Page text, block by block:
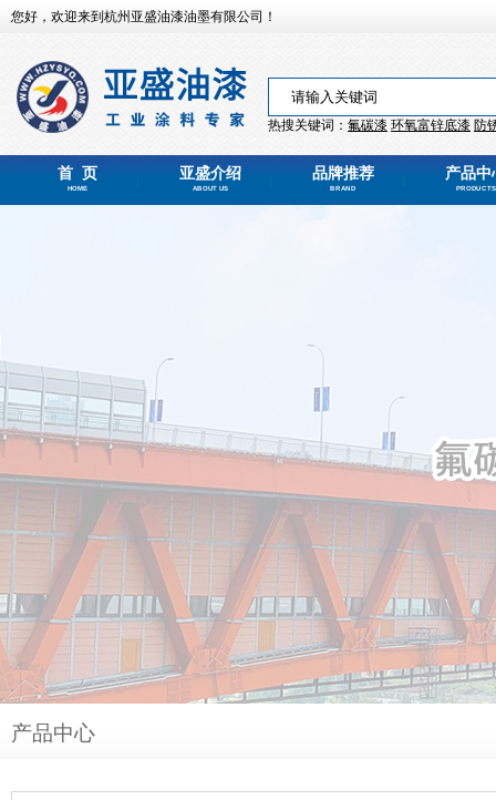
您好，欢迎来到杭州亚盛油漆油墨有限公司！
热搜关键词： 氟碳漆 环氧富锌底漆 防
首 页
HOME
亚盛介绍
ABOUT US
品牌推荐
BRAND
产品中
PRODUCTS
产品中心